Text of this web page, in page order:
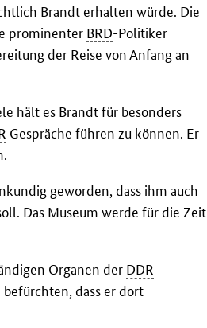
Brandt erhalten würde. Die
prominenter BRD-Politiker
der Reise von Anfang an
hält es Brandt für besonders
Gespräche führen zu können. Er
geworden, dass ihm auch
Das Museum werde für die Zeit
Organen der DDR
dass er dort